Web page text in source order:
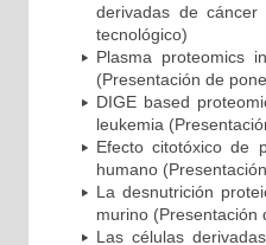
derivadas de
tecnológico)
Plasma proteomics
(Presentación de
DIGE based
leukemia
Efecto citotóxico de
humano
La desnutrición
murino (Presentación
Las células